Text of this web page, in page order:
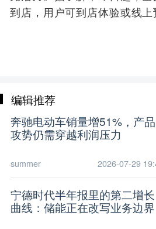
到店，用户可到店体验或线上
编辑推荐
奔驰电动车销量增51%，产品
攻势仍需穿越利润压力
summer 2026-07-29
宁德时代半年报里的第二增长
曲线：储能正在改写业务边界